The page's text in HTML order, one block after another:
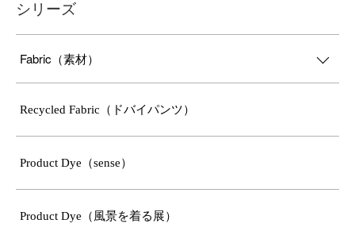
シリーズ
Fabric（素材）
Recycled Fabric（ドバイパンツ）
Product Dye（sense）
Product Dye（風景を着る展）